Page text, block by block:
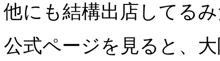
他にも結構出店してる
公式ページを見ると、